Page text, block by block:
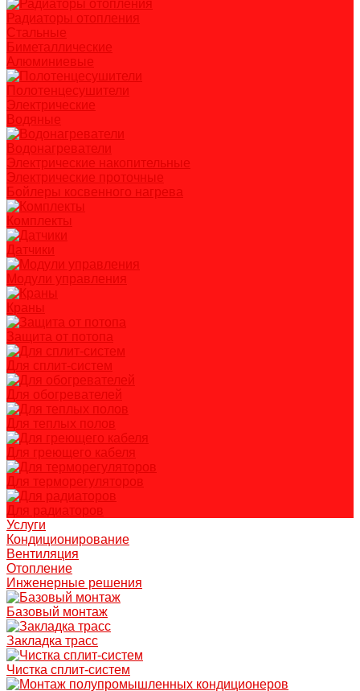
Радиаторы отопления
Стальные
Биметаллические
Алюминиевые
Полотенцесушители
Электрические
Водяные
Водонагреватели
Электрические накопительные
Электрические проточные
Бойлеры косвенного нагрева
Комплекты
Датчики
Модули управления
Краны
Защита от потопа
Для сплит-систем
Для обогревателей
Для теплых полов
Для греющего кабеля
Для терморегуляторов
Для радиаторов
Услуги
Кондиционирование
Вентиляция
Отопление
Инженерные решения
Базовый монтаж
Закладка трасс
Чистка сплит-систем